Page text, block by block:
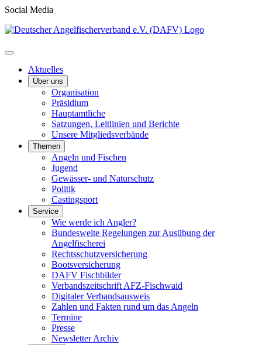
Social Media
Aktuelles
Über uns
Organisation
Präsidium
Hauptamtliche
Satzungen, Leitlinien und Berichte
Unsere Mitgliedsverbände
Themen
Angeln und Fischen
Jugend
Gewässer- und Naturschutz
Politik
Castingsport
Service
Wie werde ich Angler?
Bundesweite Regelungen zur Ausübung der
Angelfischerei
Rechtsschutzversicherung
Bootsversicherung
DAFV Fischbilder
Verbandszeitschrift AFZ-Fischwaid
Digitaler Verbandsausweis
Zahlen und Fakten rund um das Angeln
Termine
Presse
Newsletter Archiv